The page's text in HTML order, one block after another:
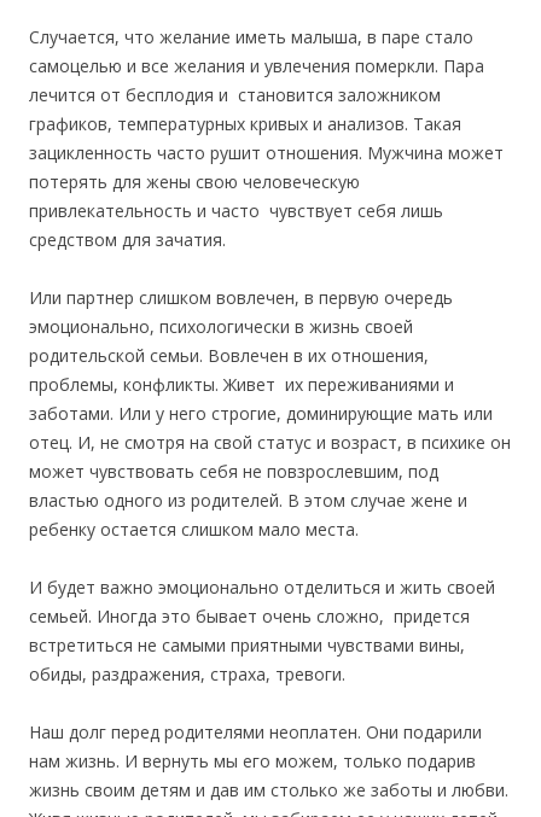
Случается, что желание иметь малыша, в паре стало
самоцелью и все желания и увлечения померкли. Пара
лечится от бесплодия и становится заложником
графиков, температурных кривых и анализов. Такая
зацикленность часто рушит отношения. Мужчина может
потерять для жены свою человеческую
привлекательность и часто чувствует себя лишь
средством для зачатия.
Или партнер слишком вовлечен, в первую очередь
эмоционально, психологически в жизнь своей
родительской семьи. Вовлечен в их отношения,
проблемы, конфликты. Живет их переживаниями и
заботами. Или у него строгие, доминирующие мать или
отец. И, не смотря на свой статус и возраст, в психике он
может чувствовать себя не повзрослевшим, под
властью одного из родителей. В этом случае жене и
ребенку остается слишком мало места.
И будет важно эмоционально отделиться и жить своей
семьей. Иногда это бывает очень сложно, придется
встретиться не самыми приятными чувствами вины,
обиды, раздражения, страха, тревоги.
Наш долг перед родителями неоплатен. Они подарили
нам жизнь. И вернуть мы его можем, только подарив
жизнь своим детям и дав им столько же заботы и любви.